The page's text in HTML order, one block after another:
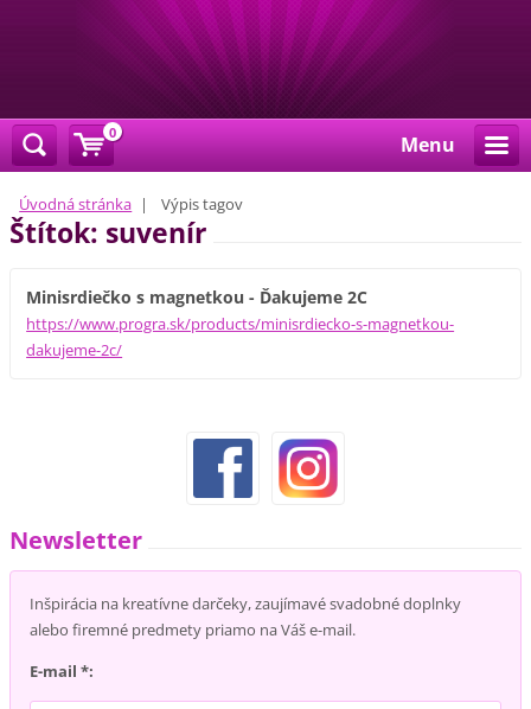
Menu
Úvodná stránka | Výpis tagov
Štítok: suvenír
Minisrdiečko s magnetkou - Ďakujeme 2C
https://www.progra.sk/products/minisrdiecko-s-magnetkou-
dakujeme-2c/
Newsletter
Inšpirácia na kreatívne darčeky, zaujímavé svadobné doplnky
alebo firemné predmety priamo na Váš e-mail.
E-mail *:
0